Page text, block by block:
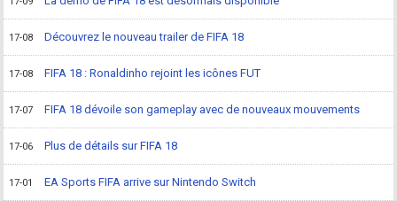
17-08 Découvrez le nouveau trailer de FIFA 18
17-08 FIFA 18 : Ronaldinho rejoint les icônes FUT
17-07 FIFA 18 dévoile son gameplay avec de nouveaux mouvements
17-06 Plus de détails sur FIFA 18
17-01 EA Sports FIFA arrive sur Nintendo Switch